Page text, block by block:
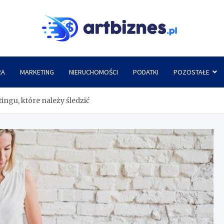
MARKETING NIERUCHOMOŚCI PODATKI POZOSTAŁE
które należy śledzić